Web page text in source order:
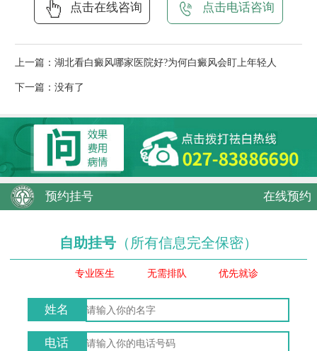
点击在线咨询 点击电话咨询
上一篇： 湖北看白癜风哪家医院好?为何白癜风会盯上年轻人
下一篇：没有了
预约挂号 在线预约
自助挂号 （所有信息完全保密）
专业医生 无需排队 优先就诊
姓名
电话